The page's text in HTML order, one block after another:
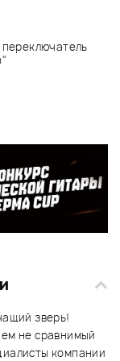
зверь!
не сравнимый
компании